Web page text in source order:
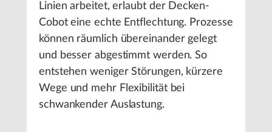
Linien arbeitet, erlaubt der Decken-
Cobot eine echte Entflechtung. Prozesse
können räumlich übereinander gelegt
und besser abgestimmt werden. So
entstehen weniger Störungen, kürzere
Wege und mehr Flexibilität bei
schwankender Auslastung.